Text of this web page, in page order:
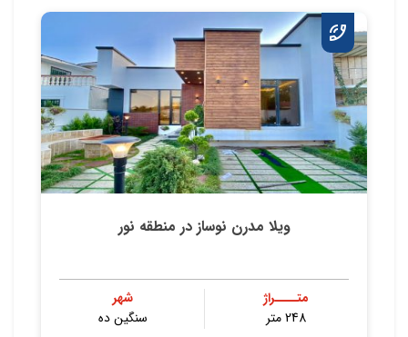
ویلا مدرن نوساز در منطقه نور
متــــراژ
248 متر
شهر
سنگین ده